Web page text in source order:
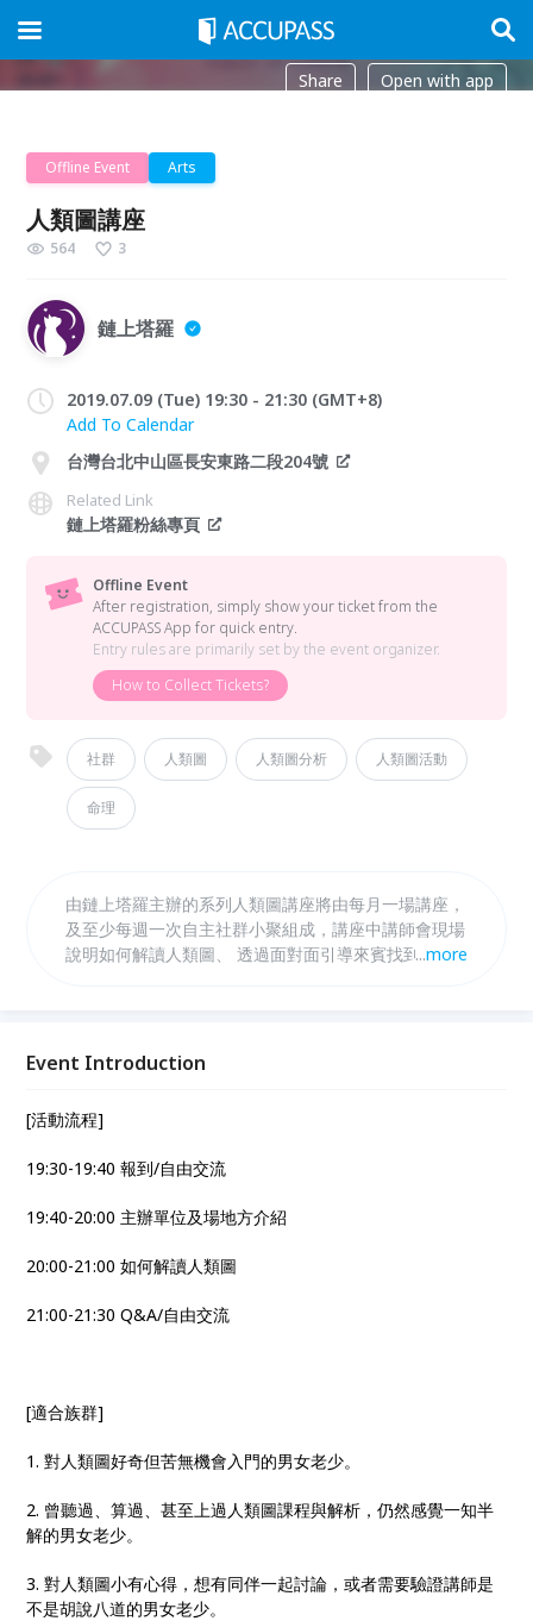
Share Open with app
Offline Event Arts
人類圖講座
564 3
鏈上塔羅
2019.07.09 (Tue) 19:30 - 21:30 (GMT+8)
Add To Calendar
台灣台北中山區長安東路二段204號
Related Link
鏈上塔羅粉絲專頁
Offline Event
After registration, simply show your ticket from the
ACCUPASS App for quick entry.
Entry rules are primarily set by the event organizer.
How to Collect Tickets?
社群 人類圖 人類圖分析 人類圖活動
命理
由鏈上塔羅主辦的系列人類圖講座將由每月一場講座，
及至少每週一次自主社群小聚組成，講座中講師會現場
說明如何解讀人類圖、 透過面對面引導來賓找到自己
願這系列活動能引導你/妳認識並肯定自我、更加融洽
...more
Event Introduction
[活動流程]
19:30-19:40 報到/自由交流
19:40-20:00 主辦單位及場地方介紹
20:00-21:00 如何解讀人類圖
21:00-21:30 Q&A/自由交流
[適合族群]
1. 對人類圖好奇但苦無機會入門的男女老少。
2. 曾聽過、算過、甚至上過人類圖課程與解析，仍然感覺一知半
解的男女老少。
3. 對人類圖小有心得，想有同伴一起討論，或者需要驗證講師是
不是胡說八道的男女老少。